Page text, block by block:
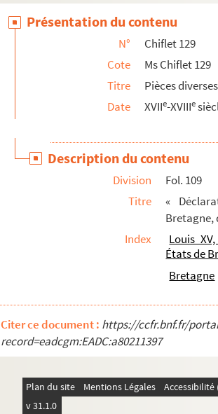
Fol. 249. « Dernier avertissement de M. et
Fol. 257. « Inventaire des titres de
Fol. 262. Acte par lequel Claude d'Achey,
Fol. 286. « Arrest d'enregistrement des
1. « Table des pièces contenues dans ce
75. Deux mémoires, le premier imprimé,
97. « Recueil de différentes pièces qui
109. « Déclaration du Roy concernant
111. Acte de protestation de la noblesse
115. Mémoire relatif à l'affaire du duc de
151. « Cérémonial à observer lors de la
155. « Extrait d'un article du cérémonial
159. « Extrait d'une lettre de M. le M. de
161. « Récit de ce qui s'est passé à
Présentation du contenu
N°
Chiflet 129
Cote
Ms Chiflet 129
Titre
Pièces
Date
XVIIe-XVIIIe
Description du contenu
Division
Fol. 109
Titre
«
Bretagne,
Index
Louis
États de
Bretagne
Citer ce document : https://ccfr.bnf.fr/
record=eadcgm:EADC:a80211397
Plan du site Mentions Légales
v 31.1.0